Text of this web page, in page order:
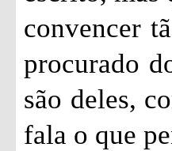
convencer
procurado
são deles,
fala o que